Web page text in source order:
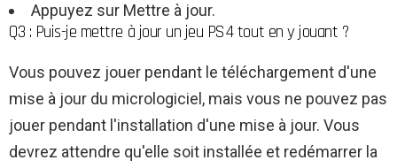
Appuyez sur Mettre à jour.
Q3 : Puis-je mettre à jour un jeu PS4 tout en y jouant ?
Vous pouvez jouer pendant le téléchargement d'une
mise à jour du micrologiciel, mais vous ne pouvez pas
jouer pendant l'installation d'une mise à jour. Vous
devrez attendre qu'elle soit installée et redémarrer la